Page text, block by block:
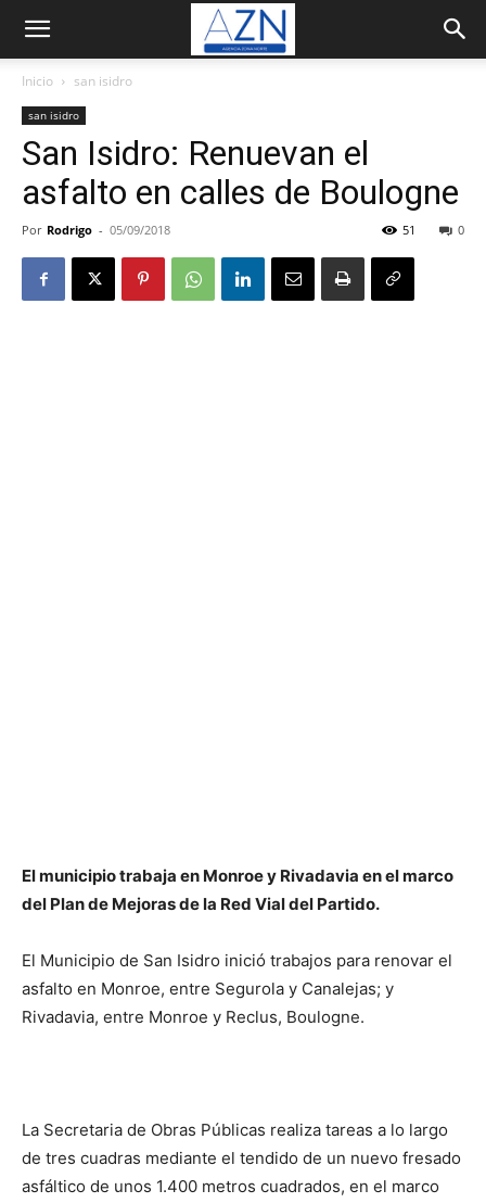
Inicio san isidro
san isidro
San Isidro: Renuevan el
asfalto en calles de Boulogne
Por Rodrigo - 05/09/2018 0
51
El municipio trabaja en Monroe y Rivadavia en el marco
del Plan de Mejoras de la Red Vial del Partido.
El Municipio de San Isidro inició trabajos para renovar el
asfalto en Monroe, entre Segurola y Canalejas; y
Rivadavia, entre Monroe y Reclus, Boulogne.
La Secretaria de Obras Públicas realiza tareas a lo largo
de tres cuadras mediante el tendido de un nuevo fresado
asfáltico de unos 1.400 metros cuadrados, en el marco